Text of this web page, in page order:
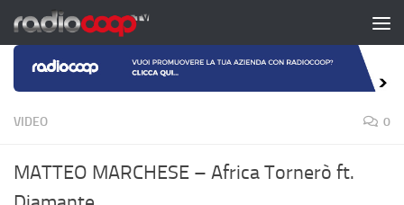
Salta al contenuto
VIDEO 0
MATTEO MARCHESE – Africa Tornerò ft.